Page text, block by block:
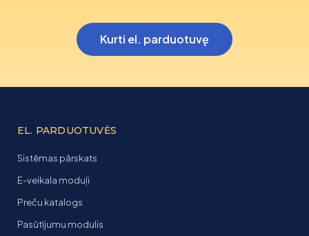
Kurti el. parduotuvę
EL. PARDUOTUVĖS
Sistēmas pārskats
E-veikala moduļi
Preču katalogs
Pasūtījumu modulis